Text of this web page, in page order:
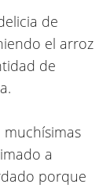
de
el arroz
de
muchísimas
a
porque